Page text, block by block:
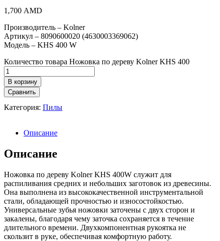
1,700 AMD
Производитель – Kolner
Артикул – 8090600020 (4630003369062)
Модель – KНS 400 W
Количество товара Ножовка по дереву Kolner KНS 400
В корзину
Сравнить
Категория: Пилы
Описание
Описание
Ножовка по дереву Kolner KНS 400W служит для
распиливания средних и небольших заготовок из древесины.
Она выполнена из высококачественной инструментальной
стали, обладающей прочностью и износостойкостью.
Универсальные зубья ножовки заточены с двух сторон и
закалены, благодаря чему заточка сохраняется в течение
длительного времени. Двухкомпонентная рукоятка не
скользит в руке, обеспечивая комфортную работу.